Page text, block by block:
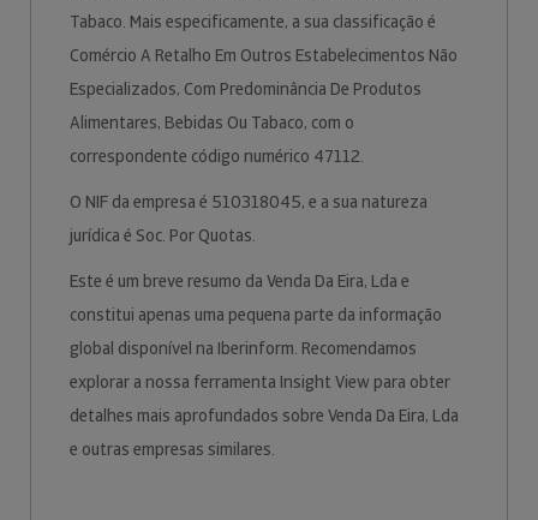
Tabaco. Mais especificamente, a sua classificação é
Comércio A Retalho Em Outros Estabelecimentos Não
Especializados, Com Predominância De Produtos
Alimentares, Bebidas Ou Tabaco, com o
correspondente código numérico 47112.
O NIF da empresa é 510318045, e a sua natureza
jurídica é Soc. Por Quotas.
Este é um breve resumo da Venda Da Eira, Lda e
constitui apenas uma pequena parte da informação
global disponível na Iberinform. Recomendamos
explorar a nossa ferramenta Insight View para obter
detalhes mais aprofundados sobre Venda Da Eira, Lda
e outras empresas similares.